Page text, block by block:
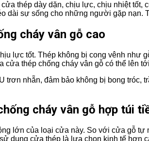
thép dày dặn, chịu lực, chịu nhiệt
dài sự sống cho những người gặp
cháy vân gỗ cao
lực tốt. Thép không bị cong vênh như
cửa thép chống cháy vân gỗ có thể lên
trơn nhẵn, đảm bảo không bị bong
cháy vân gỗ hợp túi
lớn của loại cửa này. So với cửa gỗ
dụng cửa thép là lựa chọn kinh tế hơn